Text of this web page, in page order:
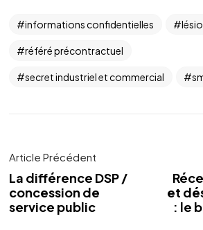
informations confidentielles
référé précontractuel
secret industriel et commercial
Article Précédent
La différence DSP /
concession de
service public
et
: le